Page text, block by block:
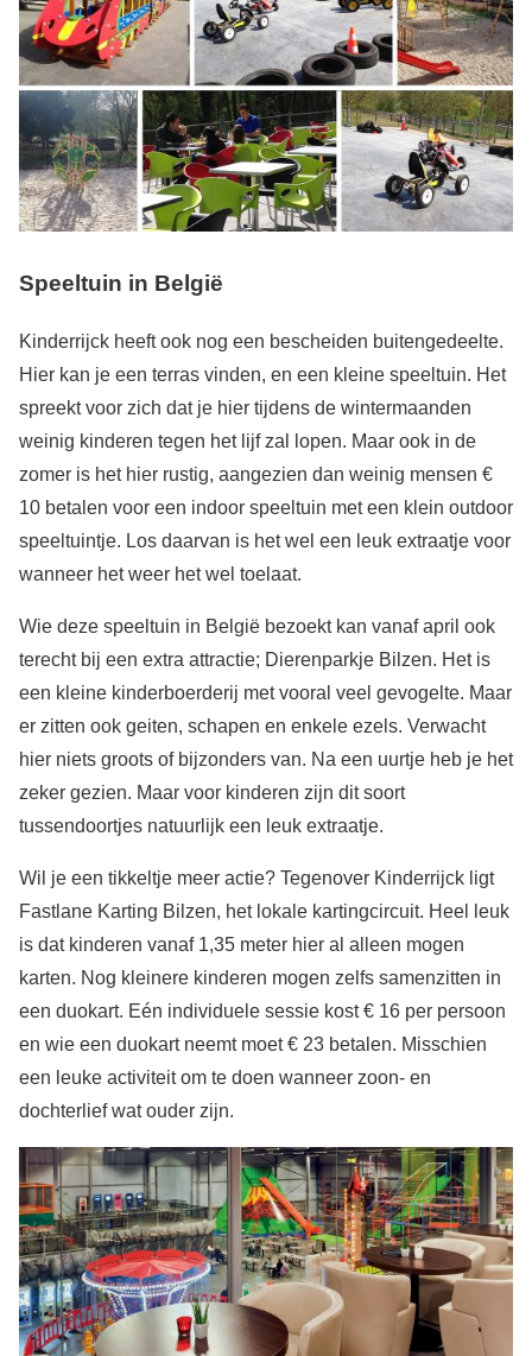
Speeltuin in België
Kinderrijck heeft ook nog een bescheiden buitengedeelte.
Hier kan je een terras vinden, en een kleine speeltuin. Het
spreekt voor zich dat je hier tijdens de wintermaanden
weinig kinderen tegen het lijf zal lopen. Maar ook in de
zomer is het hier rustig, aangezien dan weinig mensen €
10 betalen voor een indoor speeltuin met een klein outdoor
speeltuintje. Los daarvan is het wel een leuk extraatje voor
wanneer het weer het wel toelaat.
Wie deze speeltuin in België bezoekt kan vanaf april ook
terecht bij een extra attractie; Dierenparkje Bilzen. Het is
een kleine kinderboerderij met vooral veel gevogelte. Maar
er zitten ook geiten, schapen en enkele ezels. Verwacht
hier niets groots of bijzonders van. Na een uurtje heb je het
zeker gezien. Maar voor kinderen zijn dit soort
tussendoortjes natuurlijk een leuk extraatje.
Wil je een tikkeltje meer actie? Tegenover Kinderrijck ligt
Fastlane Karting Bilzen, het lokale kartingcircuit. Heel leuk
is dat kinderen vanaf 1,35 meter hier al alleen mogen
karten. Nog kleinere kinderen mogen zelfs samenzitten in
een duokart. Eén individuele sessie kost € 16 per persoon
en wie een duokart neemt moet € 23 betalen. Misschien
een leuke activiteit om te doen wanneer zoon- en
dochterlief wat ouder zijn.